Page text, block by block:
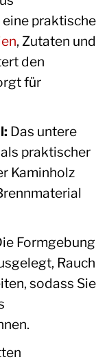
praktische
, Zutaten und
den
für
Das untere
praktischer
Kaminholz
Formgebung
Rauch
sodass Sie